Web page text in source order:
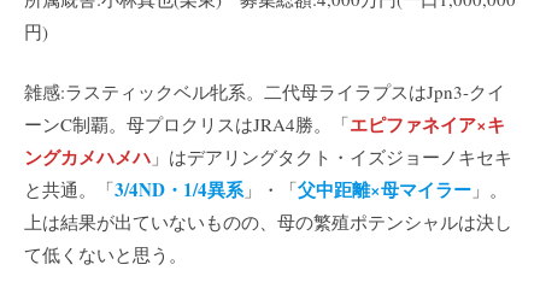
円)
雑感:ラスティックベル牝系。二代母ライラプスはJpn3-クイ
ーンC制覇。母プロクリスはJRA4勝。「エピファネイア×キ
ングカメハメハ 」はデアリングタクト・イズジョーノキセキ
と共通。「3/4ND・1/4異系 」・「父中距離×母マイラー 」。
上は結果が出ていないものの、母の繁殖ポテンシャルは決し
て低くないと思う。